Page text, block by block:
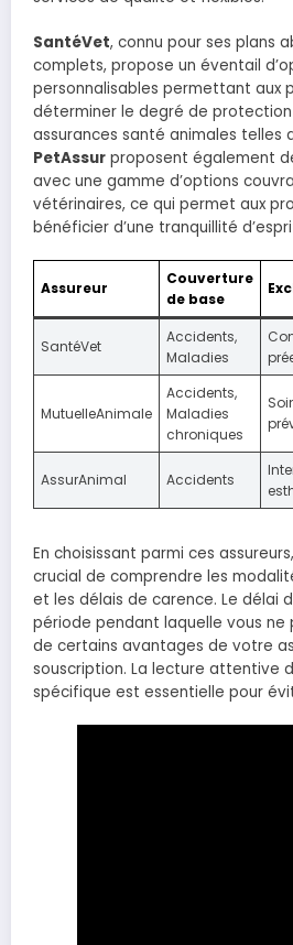
SantéVet, connu pour ses plans
complets, propose un éventail
personnalisables permettant aux
déterminer le degré de protection
assurances santé animales telles
PetAssur proposent également
avec une gamme d’options
vétérinaires, ce qui permet aux
bénéficier d’une tranquillité
Assureur
Couverture
de base
SantéVet
Accidents,
Maladies
MutuelleAnimale
Accidents,
Maladies
chroniques
AssurAnimal Accidents
En choisissant parmi ces
crucial de comprendre les
et les délais de carence. Le délai
période pendant laquelle vous ne
de certains avantages de votre
souscription. La lecture attentive
spécifique est essentielle pour